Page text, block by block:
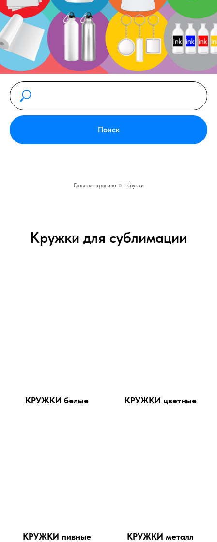
Поиск
Главная страница » Кружки
Кружки для сублимации
КРУЖКИ белые КРУЖКИ цветные
КРУЖКИ пивные КРУЖКИ металл